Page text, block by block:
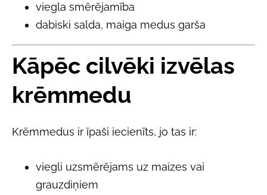
viegla smērējamība
dabiski salda, maiga medus garša
Kāpēc cilvēki izvēlas
krēmmedu
Krēmmedus ir īpaši iecienīts, jo tas ir:
viegli uzsmērējams uz maizes vai
grauzdiņiem